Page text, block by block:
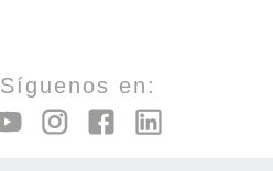
Síguenos en: